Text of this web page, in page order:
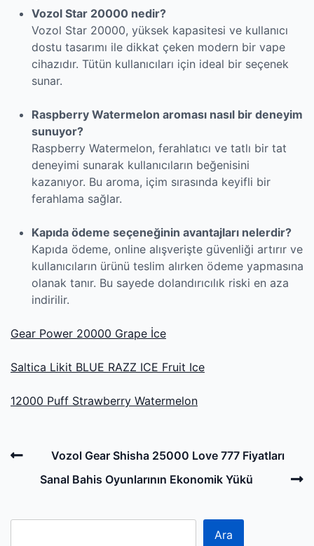
Vozol Star 20000 nedir?
Vozol Star 20000, yüksek kapasitesi ve kullanıcı
dostu tasarımı ile dikkat çeken modern bir vape
cihazıdır. Tütün kullanıcıları için ideal bir seçenek
sunar.
Raspberry Watermelon aroması nasıl bir deneyim
sunuyor?
Raspberry Watermelon, ferahlatıcı ve tatlı bir tat
deneyimi sunarak kullanıcıların beğenisini
kazanıyor. Bu aroma, içim sırasında keyifli bir
ferahlama sağlar.
Kapıda ödeme seçeneğinin avantajları nelerdir?
Kapıda ödeme, online alışverişte güvenliği artırır ve
kullanıcıların ürünü teslim alırken ödeme yapmasına
olanak tanır. Bu sayede dolandırıcılık riski en aza
indirilir.
Gear Power 20000 Grape İce
Saltica Likit BLUE RAZZ ICE Fruit Ice
12000 Puff Strawberry Watermelon
Post
navigation
PreviousVozol Gear Shisha 25000 Love 777 Fiyatları
Sanal Bahis Oyunlarının Ekonomik Yükü
Ara